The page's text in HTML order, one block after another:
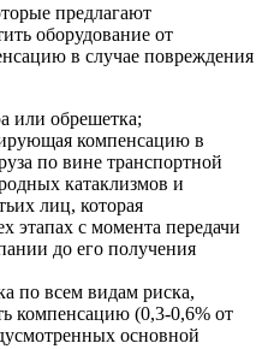
предлагают
оборудование от
в случае повреждения
или обрешетка;
компенсацию в
по вине транспортной
катаклизмов и
лиц, которая
этапах с момента передачи
до его получения
по всем видам риска,
компенсацию (0,3-0,6% от
основной